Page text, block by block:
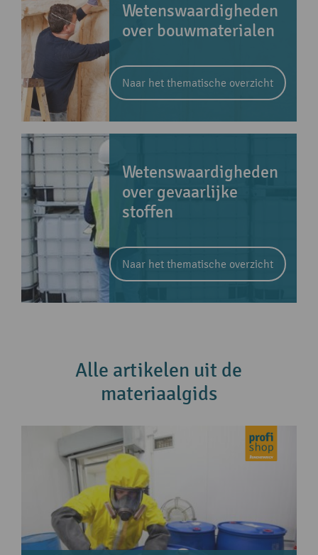
Wetenswaardigheden
over bouwmaterialen
Naar het thematische overzicht
Wetenswaardigheden
over gevaarlijke
stoffen
Naar het thematische overzicht
Alle artikelen uit de
materiaalgids